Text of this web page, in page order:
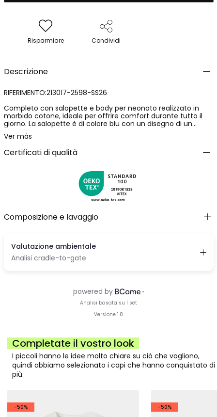
Risparmiare Condividi
Descrizione
RIFERIMENTO:213017-2598-SS26
Completo con salopette e body per neonato realizzato in
morbido cotone, ideale per offrire comfort durante tutto il
giorno. La salopette è di colore blu con un disegno di un
elefante ricamato, aggiungendo un tocco divertente. La
maglietta bianca ha maniche corte e un pratico collo
rotondo. Disponibile in taglie da 1 mese a 24 mesi, questo
completo è perfetto per i più piccoli. Il suo stile versatile lo
Ver más
Certificati di qualità
Composizione e lavaggio
Completate il vostro look
I piccoli hanno le idee molto chiare su ciò che vogliono,
quindi abbiamo selezionato i capi che hanno conquistato di
più.
-50% -50%